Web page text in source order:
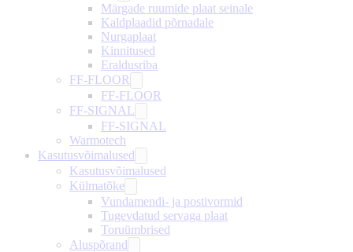
Märgade ruumide plaat seinale
Kaldplaadid põrnadale
Nurgaplaat
Kinnitused
Eraldusriba
FF-FLOOR
FF-FLOOR
FF-SIGNAL
FF-SIGNAL
Warmotech
Kasutusvõimalused
Kasutusvõimalused
Külmatõke
Vundamendi- ja postivormid
Tugevdatud servaga plaat
Toruümbrised
Aluspõrand